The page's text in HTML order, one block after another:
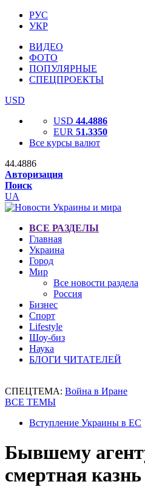
РУС
УКР
ВИДЕО
ФОТО
ПОПУЛЯРНЫЕ
СПЕЦПРОЕКТЫ
USD
USD 44.4886
EUR 51.3350
Все курсы валют
44.4886
Авторизация
Поиск
UA
ВСЕ РАЗДЕЛЫ
Главная
Украина
Город
Мир
Все новости раздела
Россия
Бизнес
Спорт
Lifestyle
Шоу-биз
Наука
БЛОГИ ЧИТАТЕЛЕЙ
СПЕЦТЕМА: Война в Иране
ВСЕ ТЕМЫ
Вступление Украины в ЕС
Бывшему
смертная